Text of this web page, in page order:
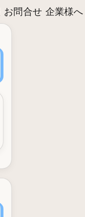
お問合せ 企業様へ